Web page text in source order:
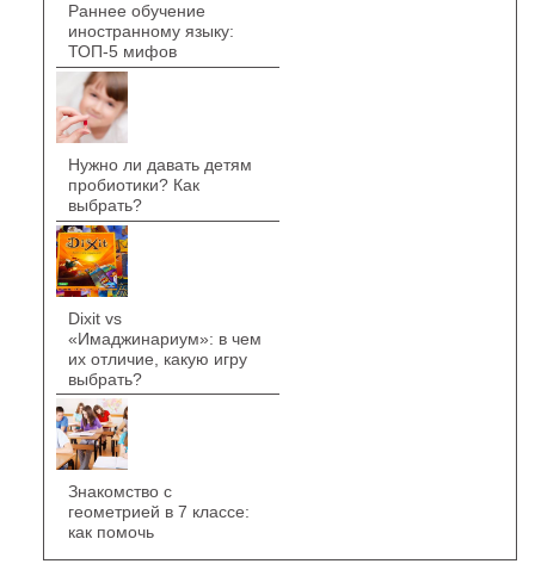
Раннее обучение
иностранному языку:
ТОП-5 мифов
Нужно ли давать детям
пробиотики? Как
выбрать?
Dixit vs
«Имаджинариум»: в чем
их отличие, какую игру
выбрать?
Знакомство с
геометрией в 7 классе:
как помочь